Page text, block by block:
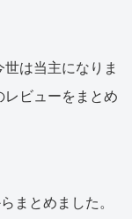
は当主になりま
ビューをまとめ
まとめました。